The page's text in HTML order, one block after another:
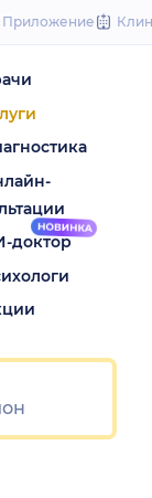
to
Приложение
доктор